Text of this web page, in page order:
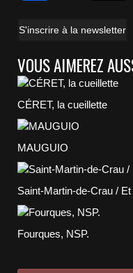
S'inscrire à la newsletter
VOUS AIMEREZ
CÉRET, la cueillette
MAUGUIO
Saint-Martin-de-Crau /
Fourques, NSP.